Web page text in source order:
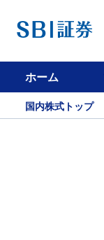
ホーム
国内株式トップ